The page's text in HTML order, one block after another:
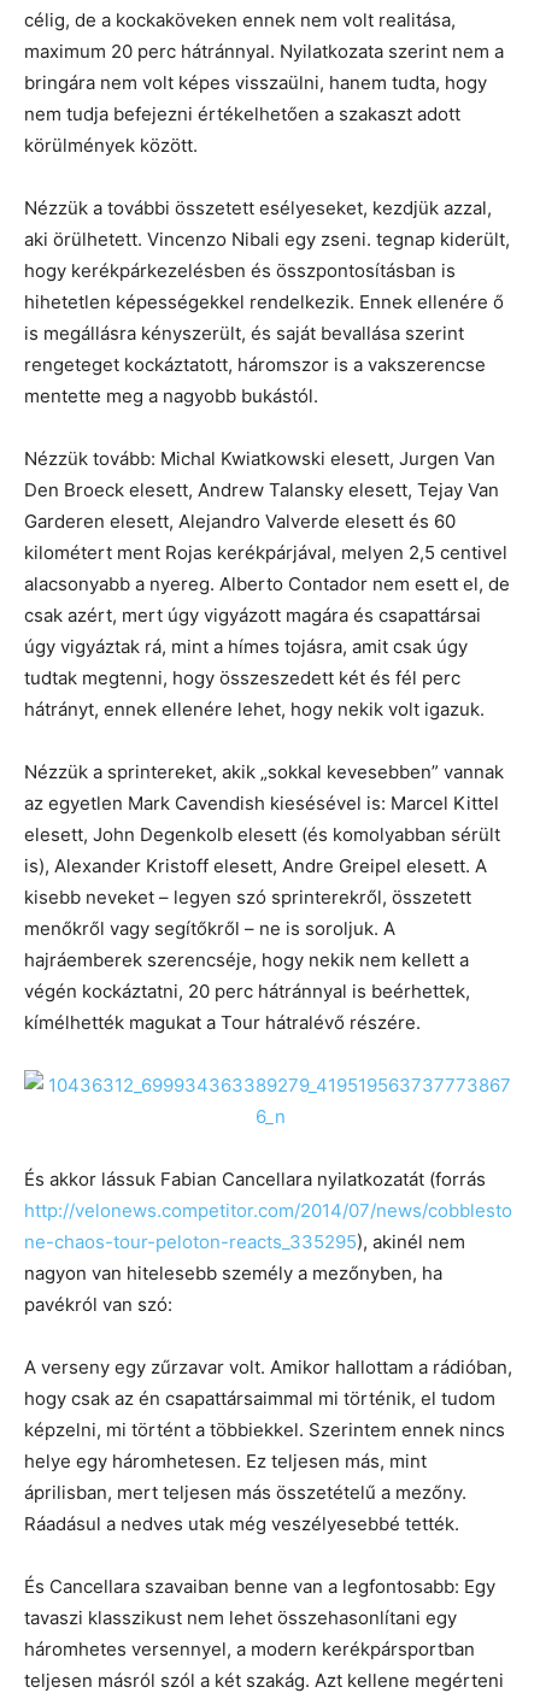
célig, de a kockaköveken ennek nem volt realitása,
maximum 20 perc hátránnyal. Nyilatkozata szerint nem a
bringára nem volt képes visszaülni, hanem tudta, hogy
nem tudja befejezni értékelhetően a szakaszt adott
körülmények között.
Nézzük a további összetett esélyeseket, kezdjük azzal,
aki örülhetett. Vincenzo Nibali egy zseni. tegnap kiderült,
hogy kerékpárkezelésben és összpontosításban is
hihetetlen képességekkel rendelkezik. Ennek ellenére ő
is megállásra kényszerült, és saját bevallása szerint
rengeteget kockáztatott, háromszor is a vakszerencse
mentette meg a nagyobb bukástól.
Nézzük tovább: Michal Kwiatkowski elesett, Jurgen Van
Den Broeck elesett, Andrew Talansky elesett, Tejay Van
Garderen elesett, Alejandro Valverde elesett és 60
kilométert ment Rojas kerékpárjával, melyen 2,5 centivel
alacsonyabb a nyereg. Alberto Contador nem esett el, de
csak azért, mert úgy vigyázott magára és csapattársai
úgy vigyáztak rá, mint a hímes tojásra, amit csak úgy
tudtak megtenni, hogy összeszedett két és fél perc
hátrányt, ennek ellenére lehet, hogy nekik volt igazuk.
Nézzük a sprintereket, akik „sokkal kevesebben” vannak
az egyetlen Mark Cavendish kiesésével is: Marcel Kittel
elesett, John Degenkolb elesett (és komolyabban sérült
is), Alexander Kristoff elesett, Andre Greipel elesett. A
kisebb neveket – legyen szó sprinterekről, összetett
menőkről vagy segítőkről – ne is soroljuk. A
hajráemberek szerencséje, hogy nekik nem kellett a
végén kockáztatni, 20 perc hátránnyal is beérhettek,
kímélhették magukat a Tour hátralévő részére.
És akkor lássuk Fabian Cancellara nyilatkozatát (forrás
http://velonews.competitor.com/2014/07/news/cobblesto
ne-chaos-tour-peloton-reacts_335295), akinél nem
nagyon van hitelesebb személy a mezőnyben, ha
pavékról van szó:
A verseny egy zűrzavar volt. Amikor hallottam a rádióban,
hogy csak az én csapattársaimmal mi történik, el tudom
képzelni, mi történt a többiekkel. Szerintem ennek nincs
helye egy háromhetesen. Ez teljesen más, mint
áprilisban, mert teljesen más összetételű a mezőny.
Ráadásul a nedves utak még veszélyesebbé tették.
És Cancellara szavaiban benne van a legfontosabb: Egy
tavaszi klasszikust nem lehet összehasonlítani egy
háromhetes versennyel, a modern kerékpársportban
teljesen másról szól a két szakág. Azt kellene megérteni